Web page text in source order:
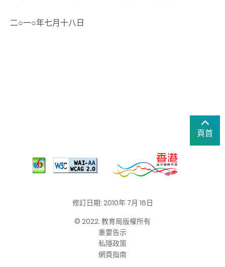
二○一○年七月十八日
頁首
修訂日期: 2010年 7月 16日
© 2022. 教育局版權所有
重要告示
私隱政策
網頁指南